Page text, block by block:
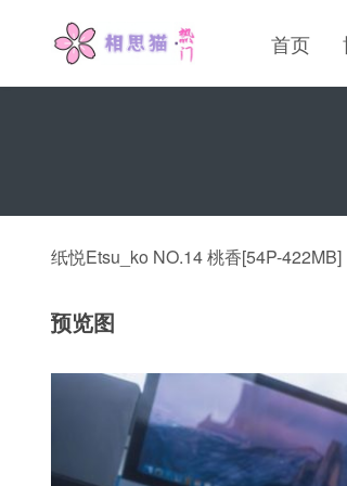
首页
纸悦Etsu_ko NO.14 桃香[54P-422MB]
预览图